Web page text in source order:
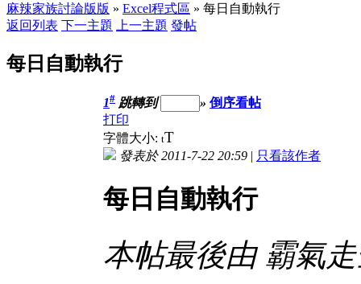
麻辣家族討論版版 » Excel程式區 » 每日自動執行
返回列表 下一主題 上一主題 發帖
每日自動執行
1# 跳轉到 » 倒序看帖
打印
字體大小: tT
發表於 2011-7-22 20:59 | 只看該作者
每日自動執行
本帖最後由 霸氣